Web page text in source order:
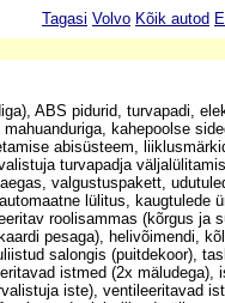
Tagasi Volvo Kõik autod
ABS pidurid, turvapadi,
kahepoolse
abisüsteem,
turvapadja
valgustuspakett,
lülitus, kaugtulede
roolisammas (kõrgus ja
pesaga), helivõimendi,
salongis (puitdekoor),
istmed (2x mäludega),
iste), ventileeritavad